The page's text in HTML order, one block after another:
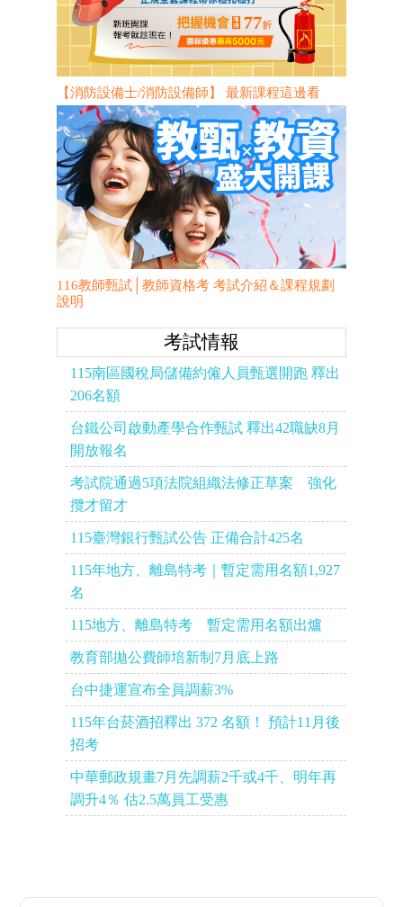
【消防設備士/消防設備師】 最新課程這邊看
116教師甄試│教師資格考 考試介紹＆課程規劃
說明
考試情報
115南區國稅局儲備約僱人員甄選開跑 釋出
206名額
台鐵公司啟動產學合作甄試 釋出42職缺8月
開放報名
考試院通過5項法院組織法修正草案 強化
攬才留才
115臺灣銀行甄試公告 正備合計425名
115年地方、離島特考｜暫定需用名額1,927
名
115地方、離島特考 暫定需用名額出爐
教育部拋公費師培新制7月底上路
台中捷運宣布全員調薪3%
115年台菸酒招釋出 372 名額！ 預計11月後
招考
中華郵政規畫7月先調薪2千或4千、明年再
調升4％ 估2.5萬員工受惠